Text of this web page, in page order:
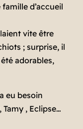
d’accueil
vite être
; surprise, il
adorables,
eu besoin
Tamy , Eclipse…